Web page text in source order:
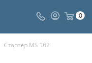
0
Стартер MS 162